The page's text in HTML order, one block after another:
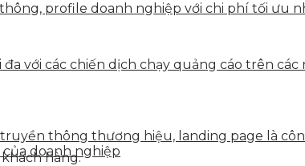
profile doanh nghiệp với chi phí tối ưu
với các chiến dịch chạy quảng cáo trên
thông thương hiệu, landing page là
doanh nghiệp
hàng.